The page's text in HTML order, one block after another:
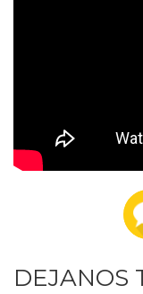
DEJANOS